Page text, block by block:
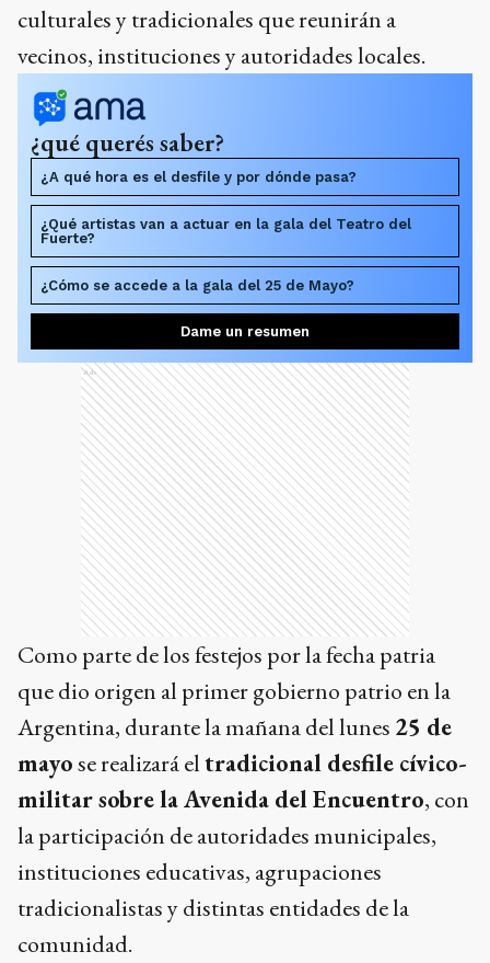
culturales y tradicionales que reunirán a
vecinos, instituciones y autoridades locales.
¿qué querés saber?
¿A qué hora es el desfile y por dónde pasa?
¿Qué artistas van a actuar en la gala del Teatro del
Fuerte?
¿Cómo se accede a la gala del 25 de Mayo?
Dame un resumen
Ads
Como parte de los festejos por la fecha patria
que dio origen al primer gobierno patrio en la
Argentina, durante la mañana del lunes 25 de
mayose realizará eltradicional desfile cívico-
militar sobre la Avenida del Encuentro, con
la participación de autoridades municipales,
instituciones educativas, agrupaciones
tradicionalistas y distintas entidades de la
comunidad.